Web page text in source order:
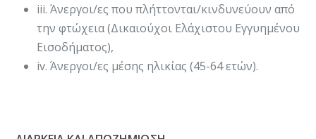
iii. Άνεργοι/ες που πλήττονται/κινδυνεύουν από
την φτώχεια (Δικαιούχοι Ελάχιστου Εγγυημένου
Εισοδήματος),
iv. Άνεργοι/ες μέσης ηλικίας (45-64 ετών).